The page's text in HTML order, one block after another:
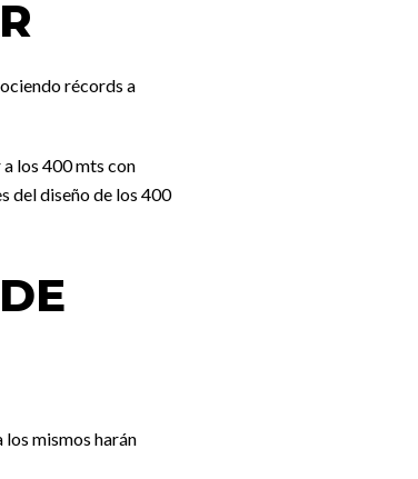
récords a
los 400 mts con
del diseño de los 400
mismos harán